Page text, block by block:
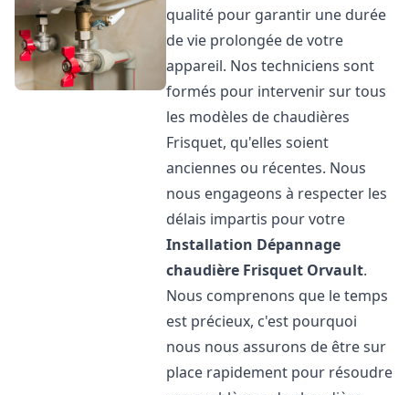
qualité pour garantir une durée
de vie prolongée de votre
appareil. Nos techniciens sont
formés pour intervenir sur tous
les modèles de chaudières
Frisquet, qu'elles soient
anciennes ou récentes. Nous
nous engageons à respecter les
délais impartis pour votre
Installation Dépannage
chaudière Frisquet Orvault.
Nous comprenons que le temps
est précieux, c'est pourquoi
nous nous assurons de être sur
place rapidement pour résoudre